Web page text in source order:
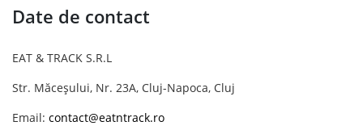
Date de contact
EAT & TRACK S.R.L
Str. Măceșului, Nr. 23A, Cluj-Napoca, Cluj
Email: contact@eatntrack.ro